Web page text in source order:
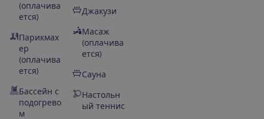
(оплачива
ется)
Парикмах
ер
(оплачива
ется)
Бассейн с
подогрево
м
Джакузи
Масаж
(оплачива
ется)
Сауна
Настольн
ый теннис